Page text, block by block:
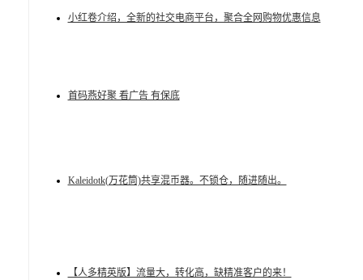
小红卷介绍，全新的社交电商平台，聚合全网购物优惠信息
首码燕好聚 看广告 有保底
Kaleidotk(万花筒)共享混币器。不锁仓，随进随出。
【人多精英版】流量大，转化高，缺精准客户的来！